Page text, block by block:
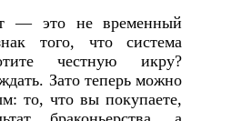
— это не временный
того, что система
честную икру?
Зато теперь можно
то, что вы покупаете,